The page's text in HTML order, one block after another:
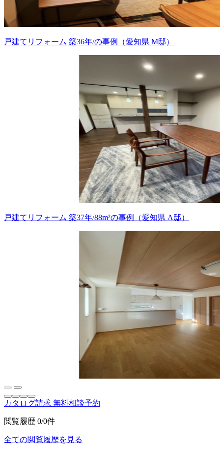
戸建てリフォーム 築36年/の事例（愛知県 M邸）
戸建てリフォーム 築37年/88m²の事例（愛知県 A邸）
カタログ請求 無料相談予約
閲覧履歴 0/0件
全ての閲覧履歴を見る